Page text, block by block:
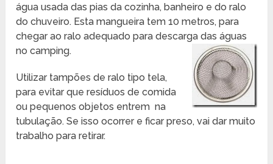
água usada das pias da cozinha, banheiro e do ralo
do chuveiro. Esta mangueira tem 10 metros, para
chegar ao ralo adequado para descarga das águas
no camping.
Utilizar tampões de ralo tipo tela,
para evitar que resíduos de comida
ou pequenos objetos entrem na
tubulação. Se isso ocorrer e ficar preso, vai dar muito
trabalho para retirar.